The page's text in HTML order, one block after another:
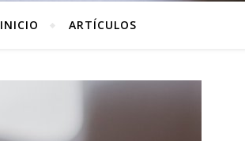
INICIO ARTÍCULOS